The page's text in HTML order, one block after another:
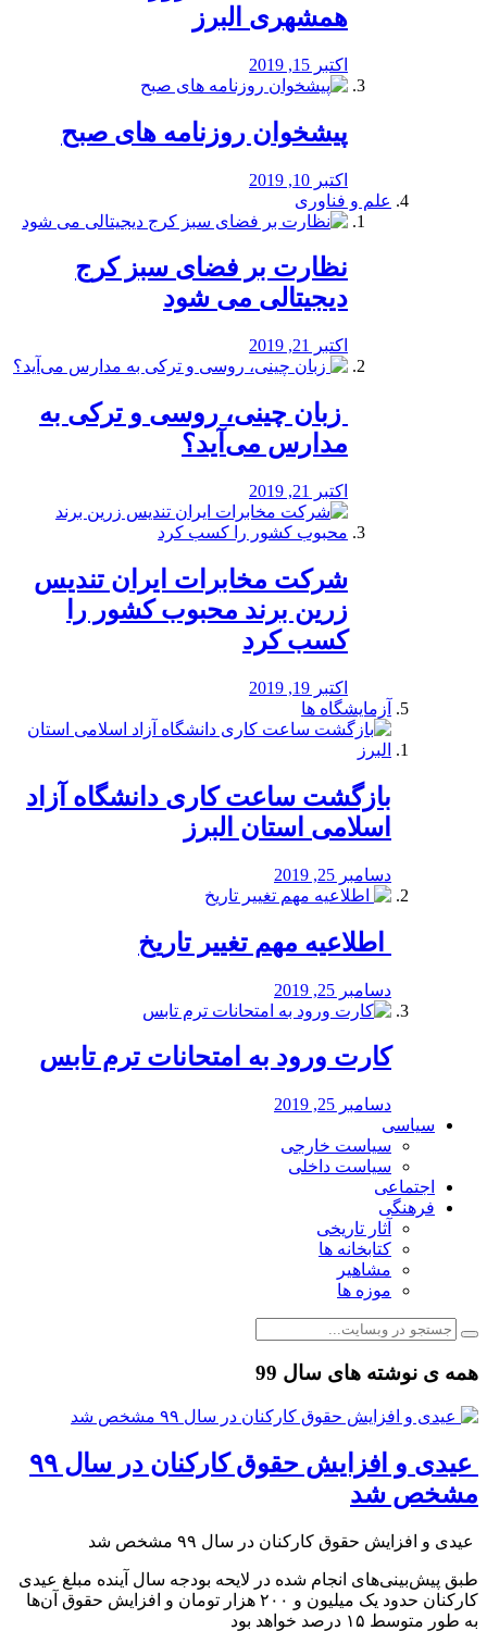
همشهری البرز
اکتبر 15, 2019
پیشخوان روزنامه های صبح
اکتبر 10, 2019
علم و فناوری
نظارت بر فضای سبز کرج
دیجیتالی می شود
اکتبر 21, 2019
️ زبان چینی، روسی و ترکی به
مدارس می‌آید؟
اکتبر 21, 2019
شرکت مخابرات ایران تندیس
زرین برند محبوب کشور را
کسب کرد
اکتبر 19, 2019
آزمایشگاه ها
بازگشت ساعت کاری دانشگاه آزاد
اسلامی استان البرز
دسامبر 25, 2019
️ اطلاعیه مهم تغییر تاریخ
دسامبر 25, 2019
کارت ورود به امتحانات ترم تابس
دسامبر 25, 2019
سیاسی
سیاست خارجی
سیاست داخلی
اجتماعی
فرهنگی
آثار تاریخی
کتابخانه ها
مشاهیر
موزه ها
همه ی نوشته های سال 99
️ عیدی و افزایش حقوق کارکنان در سال ۹۹
مشخص شد
️ عیدی و افزایش حقوق کارکنان در سال ۹۹ مشخص شد
طبق پیش‌بینی‌های انجام شده در لایحه بودجه سال آینده مبلغ عیدی
کارکنان حدود یک میلیون و ۲۰۰ هزار تومان و افزایش حقوق آن‌ها
به طور متوسط ۱۵ درصد خواهد بود